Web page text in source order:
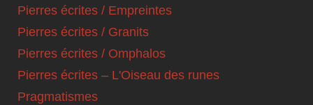
Pierres écrites / Empreintes
Pierres écrites / Granits
Pierres écrites / Omphalos
Pierres écrites – L'Oiseau des runes
Pragmatismes